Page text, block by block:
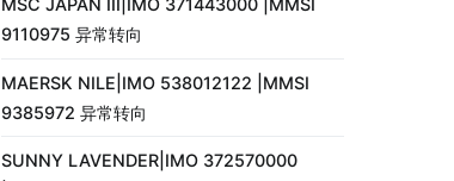
MSC JAPAN III|IMO 371443000 |MMSI
9110975 异常转向
MAERSK NILE|IMO 538012122 |MMSI
9385972 异常转向
SUNNY LAVENDER|IMO 372570000